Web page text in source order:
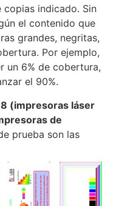
indicado. Sin
el contenido que
grandes, negritas,
Por ejemplo,
un 6% de cobertura,
el 90%.
(impresoras láser
de
prueba son las